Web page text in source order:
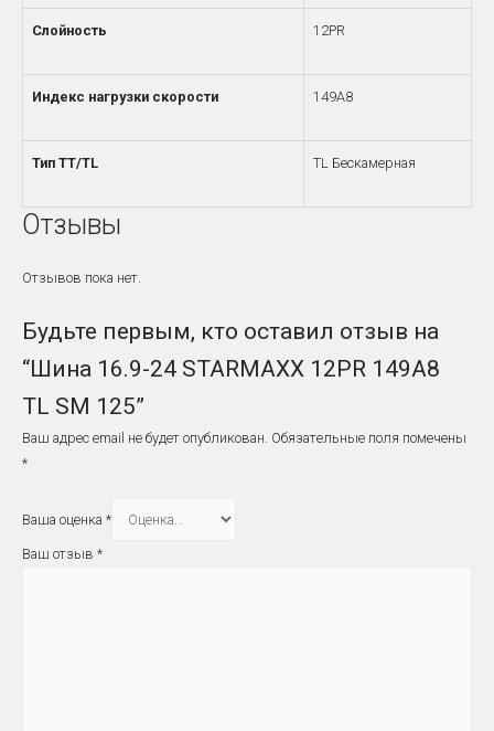
Слойность 12PR
Индекс нагрузки скорости 149A8
Тип TT/TL TL Бескамерная
Отзывы
Отзывов пока нет.
Будьте первым, кто оставил отзыв на
“Шина 16.9-24 STARMAXX 12PR 149A8
TL SM 125”
Ваш адрес email не будет опубликован. Обязательные поля помечены
*
Ваша оценка *
Ваш отзыв *